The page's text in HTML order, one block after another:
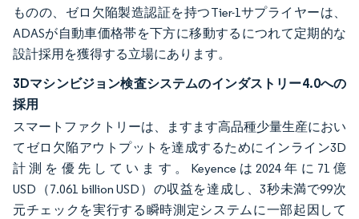
ものの、ゼロ欠陥製造認証を持つTier-1サプライヤーは、
ADASが自動車価格帯を下方に移動するにつれて定期的な
設計採用を獲得する立場にあります。
3Dマシンビジョン検査システムのインダストリー4.0への
採用
スマートファクトリーは、ますます高品種少量生産におい
てゼロ欠陥アウトプットを達成するためにインライン3D
計測を優先しています。Keyenceは2024年に71億
USD（7.061 billion USD）の収益を達成し、3秒未満で99次
元チェックを実行する瞬時測定システムに一部起因して